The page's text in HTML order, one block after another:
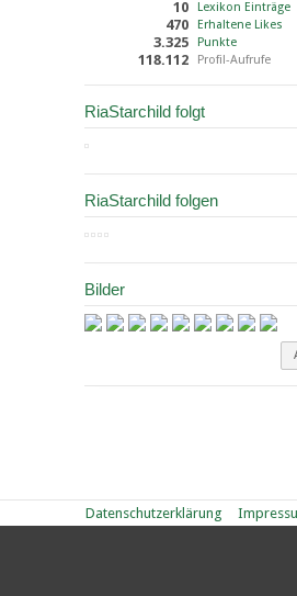
Lexikon Einträge
10
Erhaltene Likes
470
Punkte
3.325
Profil-Aufrufe
118.112
RiaStarchild folgt
RiaStarchild folgen
Bilder
Datenschutzerklärung